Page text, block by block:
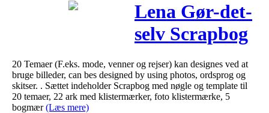
Lena Gør-det-
selv Scrapbog
med nøgle,
Stor
20 Temaer (F.eks. mode, venner og rejser) kan designes ved at
bruge billeder, can bes designed by using photos, ordsprog og
skitser. . Sættet indeholder Scrapbog med nøgle og template til
20 temaer, 22 ark med klistermærker, foto klistermærke, 5
bogmær(Læs mere)